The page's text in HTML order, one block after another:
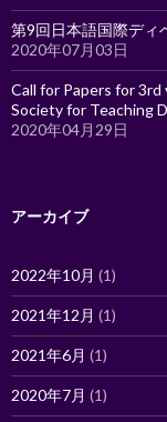
第9回日本語国際ディ
2020年07月03日
Call for Papers for
Society for Teaching
2020年04月29日
アーカイブ
2022年10月 (1)
2021年12月 (1)
2021年6月 (1)
2020年7月 (1)